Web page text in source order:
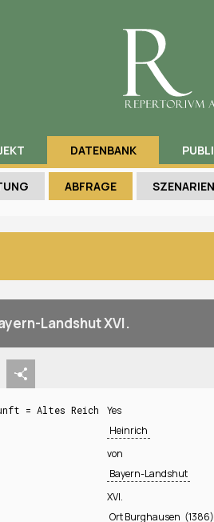
DATENBANK
ABFRAGE SZENARIEN